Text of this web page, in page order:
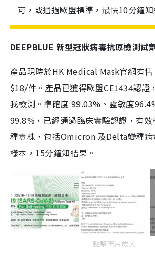
可，或通過歐盟標準，最快10分鐘知
DEEPBLUE 新型冠狀病毒抗原檢測試
產品現時於HK Medical Mask官網有
$18/件。產品已獲得歐盟CE1434認證
我檢測。準確度 99.03%、靈敏度
99.8%，已經通過臨床實驗認證，有
種毒株，包括Omicron 及Delta變種病
樣本，15分鐘知結果。
點擊圖片放大